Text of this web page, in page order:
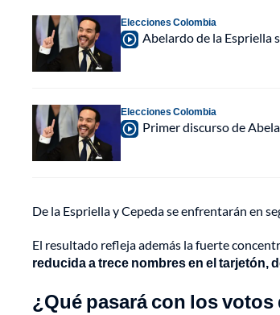
Elecciones Colombia
Abelardo de la Espriella
Elecciones Colombia
Primer discurso de
De la Espriella y Cepeda se enfrentarán en
El resultado refleja además la fuerte
reducida a trece nombres en el tarjetón,
¿Qué pasará con los